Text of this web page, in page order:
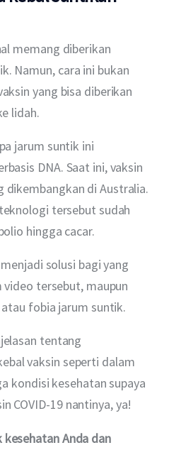
memang diberikan
Namun, cara ini bukan
yang bisa diberikan
lidah.
jarum suntik ini
DNA. Saat ini, vaksin
dikembangkan di Australia.
tersebut sudah
hingga cacar.
solusi bagi yang
tersebut, maupun
fobia jarum suntik.
tentang
vaksin seperti dalam
kondisi kesehatan supaya
COVID-19 nantinya, ya!
Anda dan